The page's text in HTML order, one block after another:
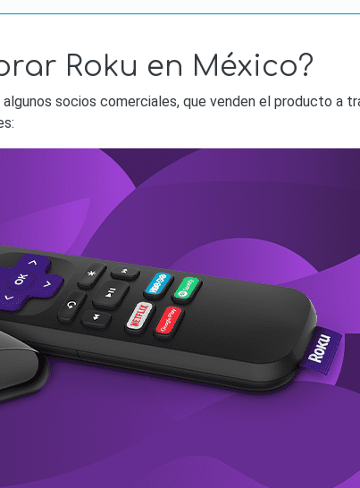
Roku en México?
socios comerciales, que venden el producto a